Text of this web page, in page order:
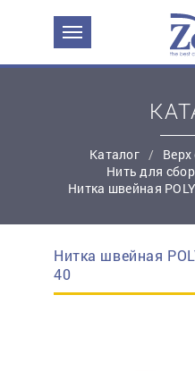
Каталог Верх
Нить для
Нитка швейная
Нитка швейная
40
ЗАДАТЬ ВОПРОС О
Эл. почта:*
Контактный телефон:*
Ваш вопрос: